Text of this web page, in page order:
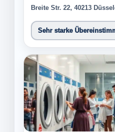
Breite Str. 22, 40213
Sehr starke